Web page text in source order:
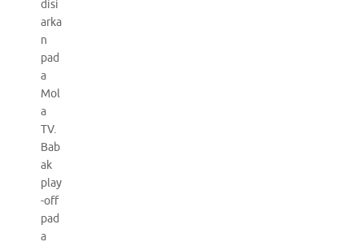
disi
arka
n
pad
a
Mol
a
TV.
Bab
ak
play
-off
pad
a